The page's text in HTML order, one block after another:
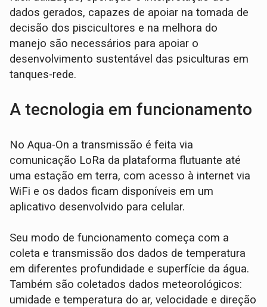
dados gerados, capazes de apoiar na tomada de
decisão dos piscicultores e na melhora do
manejo são necessários para apoiar o
desenvolvimento sustentável das psiculturas em
tanques-rede.
A tecnologia em funcionamento
No Aqua-On a transmissão é feita via
comunicação LoRa da plataforma flutuante até
uma estação em terra, com acesso à internet via
WiFi e os dados ficam disponíveis em um
aplicativo desenvolvido para celular.
Seu modo de funcionamento começa com a
coleta e transmissão dos dados de temperatura
em diferentes profundidade e superfície da água.
Também são coletados dados meteorológicos:
umidade e temperatura do ar, velocidade e direção